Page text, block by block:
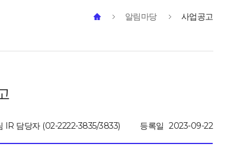
알림마당 사업공고
IR 담당자 (02-2222-3835/3833) 등록일 2023-09-22